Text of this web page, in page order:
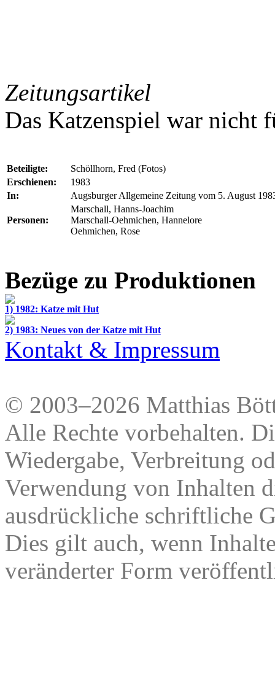
Zeitungsartikel
Das Katzenspiel war nicht
Beteiligte:
Schöllhorn, Fred (Fotos)
Erschienen:
1983
In:
Augsburger Allgemeine Zeitung vom 5. August
Personen:
Marschall, Hanns-Joachim
Marschall-Oehmichen, Hannelore
Oehmichen, Rose
Bezüge zu Produktionen
1) 1982: Katze mit Hut
2) 1983: Neues von der Katze mit Hut
Kontakt & Impressum
© 2003–2026 Matthias
Alle Rechte vorbehalten.
Wiedergabe, Verbreitung
Verwendung von Inhalten
ausdrückliche schriftliche
Dies gilt auch, wenn
veränderter Form